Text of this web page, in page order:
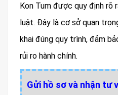
Kon Tum được quy định rõ
luật. Đây là cơ sở quan
khai đúng quy trình, đảm
rủi ro hành chính.
Gửi hồ sơ và nhận tư